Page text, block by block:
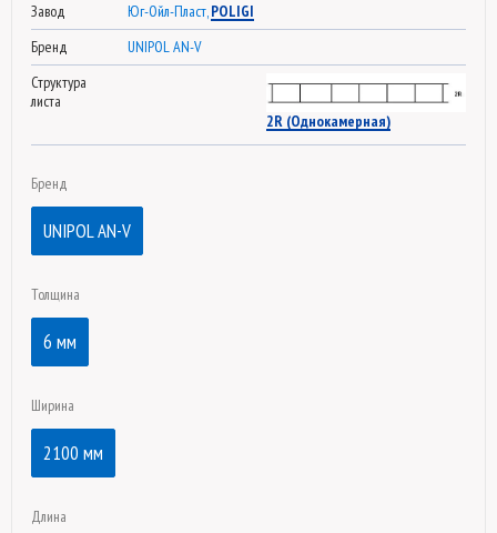
Завод Юг-Ойл-Пласт,POLIGI
Бренд
UNIPOL AN-V
Структура
листа
2R (Однокамерная)
Бренд
UNIPOL AN-V
Толщина
6 мм
Ширина
2100 мм
Длина